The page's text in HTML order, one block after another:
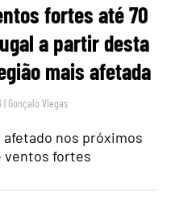
fortes até 70
a partir desta
mais afetada
| Gonçalo Viegas
nos próximos
ventos fortes